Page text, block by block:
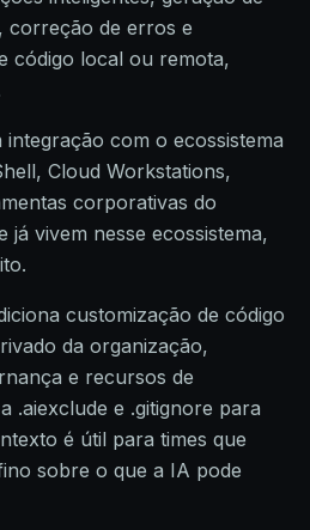
correção de erros e
código local ou remota,
com o ecossistema
Cloud Workstations,
corporativas do
já vivem nesse ecossistema,
customização de código
da organização,
e recursos de
.aiexclude e .gitignore para
é útil para times que
sobre o que a IA pode